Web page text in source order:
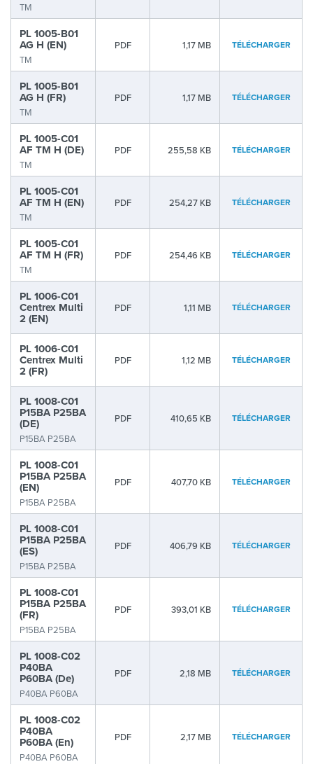
TM
PL 1005-B01
AG H (EN)
TM
PDF 1,17 MB TÉLÉCHARGER
PL 1005-B01
AG H (FR)
TM
PDF 1,17 MB TÉLÉCHARGER
PL 1005-C01
AF TM H (DE)
TM
PDF 255,58 KB TÉLÉCHARGER
PL 1005-C01
AF TM H (EN)
TM
PDF 254,27 KB TÉLÉCHARGER
PL 1005-C01
AF TM H (FR)
TM
PDF 254,46 KB TÉLÉCHARGER
PL 1006-C01
Centrex Multi
2 (EN)
PDF 1,11 MB TÉLÉCHARGER
PL 1006-C01
Centrex Multi
2 (FR)
PDF 1,12 MB TÉLÉCHARGER
PL 1008-C01
P15BA P25BA
(DE)
P15BA P25BA
PDF 410,65 KB TÉLÉCHARGER
PL 1008-C01
P15BA P25BA
(EN)
P15BA P25BA
PDF 407,70 KB TÉLÉCHARGER
PL 1008-C01
P15BA P25BA
(ES)
P15BA P25BA
PDF 406,79 KB TÉLÉCHARGER
PL 1008-C01
P15BA P25BA
(FR)
P15BA P25BA
PDF 393,01 KB TÉLÉCHARGER
PL 1008-C02
P40BA
P60BA (De)
P40BA P60BA
PDF 2,18 MB TÉLÉCHARGER
PL 1008-C02
P40BA
P60BA (En)
P40BA P60BA
PDF 2,17 MB TÉLÉCHARGER